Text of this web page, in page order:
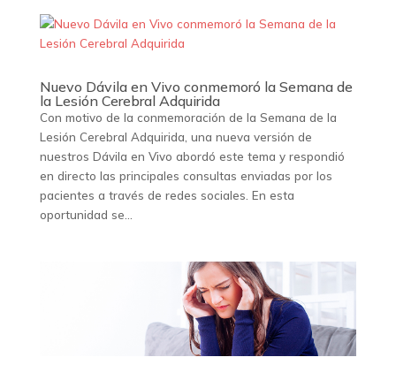
Nuevo Dávila en Vivo conmemoró la Semana de
la Lesión Cerebral Adquirida
Con motivo de la conmemoración de la Semana de la
Lesión Cerebral Adquirida, una nueva versión de
nuestros Dávila en Vivo abordó este tema y respondió
en directo las principales consultas enviadas por los
pacientes a través de redes sociales. En esta
oportunidad se...